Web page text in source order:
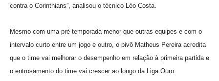
contra o Corinthians”, analisou o técnico Léo Costa.
Mesmo com uma pré-temporada menor que outras equipes e com o
intervalo curto entre um jogo e outro, o pivô Matheus Pereira acredita
que o time vai melhorar o desempenho em relação à primeira partida e
o entrosamento do time vai crescer ao longo da Liga Ouro: